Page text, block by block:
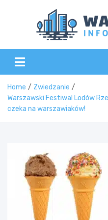
Home
Zwiedzanie
Warszawski Festiwal Lodów
czeka na warszawiaków!